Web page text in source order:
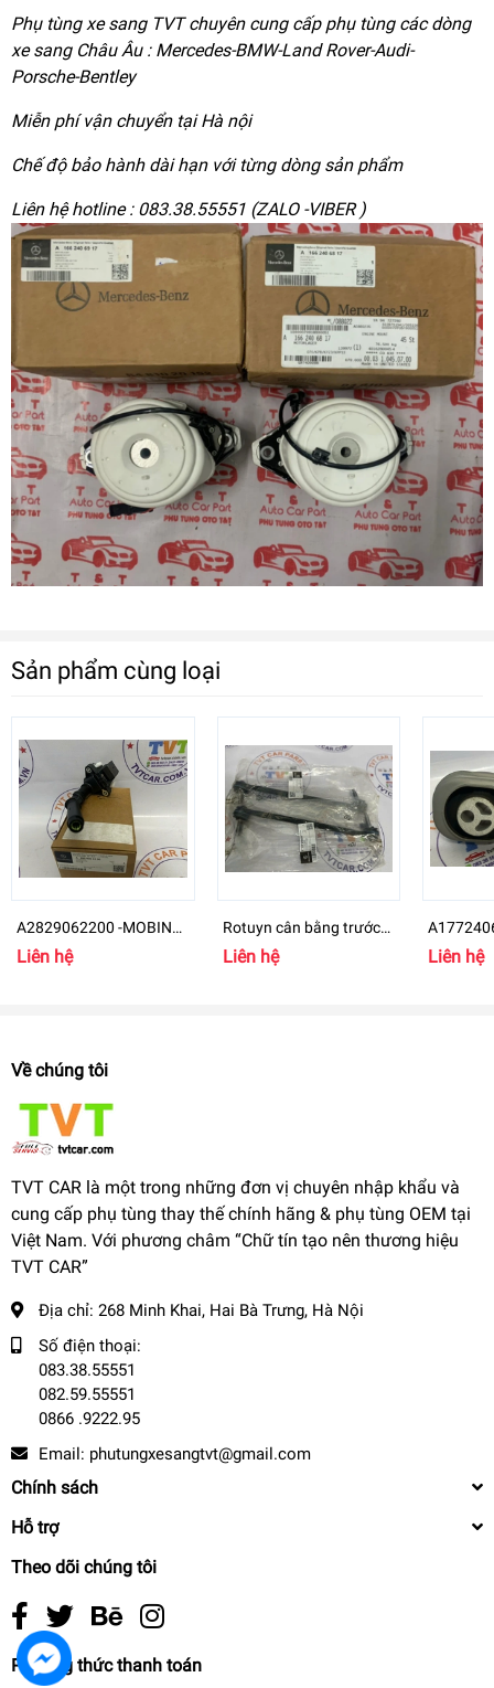
Phụ tùng xe sang TVT chuyên cung cấp phụ tùng các dòng
xe sang Châu Âu : Mercedes-BMW-Land Rover-Audi-
Porsche-Bentley
Miễn phí vận chuyển tại Hà nội
Chế độ bảo hành dài hạn với từng dòng sản phẩm
Liên hệ hotline : 083.38.55551 (ZALO -VIBER )
Sản phẩm cùng loại
A2829062200 -MOBIN
Mercedes-Benz B
Liên hệ
Rotuyn cân bằng trước
Mercedes-Benz GLB 200
- A2473204200
Liên hệ
chân
GLB
Liên hệ
Về chúng tôi
TVT CAR là một trong những đơn vị chuyên nhập khẩu và
cung cấp phụ tùng thay thế chính hãng & phụ tùng OEM tại
Việt Nam. Với phương châm “Chữ tín tạo nên thương hiệu
TVT CAR”
Địa chỉ: 268 Minh Khai, Hai Bà Trưng, Hà Nội
Số điện thoại:
083.38.55551
082.59.55551
0866 .9222.95
Email: phutungxesangtvt@gmail.com
Chính sách
Hỗ trợ
Theo dõi chúng tôi
Phương thức thanh toán